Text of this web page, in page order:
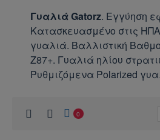
Γυαλιά Gatorz. Εγγύηση
Κατασκευασμένο στις
γυαλιά. Βαλλιστική
Z87+. Γυαλιά ηλίου
Ρυθμιζόμενα Polarized
0